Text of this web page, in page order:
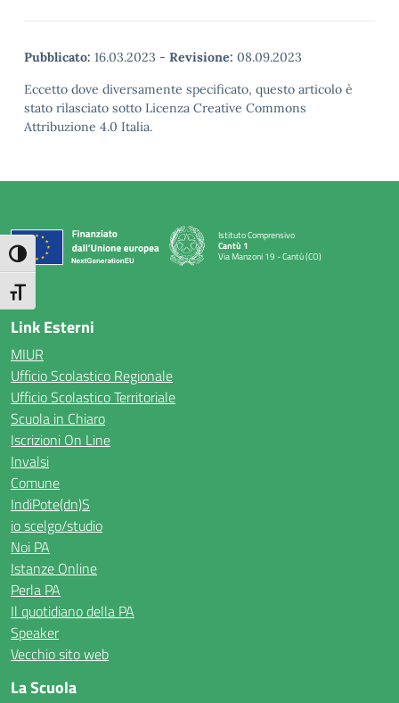
Attiva/disattiva alto contrasto
Attiva/disattiva dimensione testo
Pubblicato: 16.03.2023 - Revisione: 08.09.2023
Eccetto dove diversamente specificato, questo articolo è
stato rilasciato sotto Licenza Creative Commons
Attribuzione 4.0 Italia.
Istituto Comprensivo
Cantù 1
Via Manzoni 19 - Cantù (CO)
— Visita la pagina iniziale della scuola
Link Esterni
MIUR
Ufficio Scolastico Regionale
Ufficio Scolastico Territoriale
Scuola in Chiaro
Iscrizioni On Line
Invalsi
Comune
IndiPote(dn)S
io scelgo/studio
Noi PA
Istanze Online
Perla PA
Il quotidiano della PA
Speaker
Vecchio sito web
La Scuola